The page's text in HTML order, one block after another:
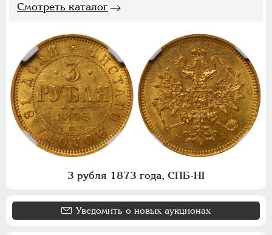
Смотреть каталог
3 рубля 1873 года, СПБ-НI
Уведомить о новых аукционах